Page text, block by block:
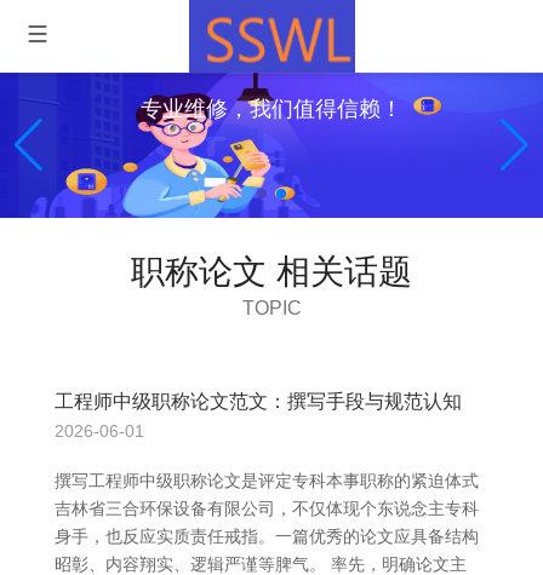
专业维修，我们值得信赖！
职称论文 相关话题
TOPIC
工程师中级职称论文范文：撰写手段与规范认知
2026-06-01
撰写工程师中级职称论文是评定专科本事职称的紧迫体式
吉林省三合环保设备有限公司，不仅体现个东说念主专科
身手，也反应实质责任戒指。一篇优秀的论文应具备结构
昭彰、内容翔实、逻辑严谨等脾气。 率先，明确论文主